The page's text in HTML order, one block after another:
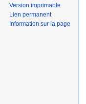
Version imprimable
Lien permanent
Information sur la page